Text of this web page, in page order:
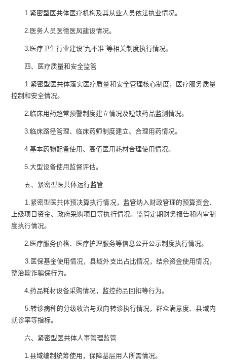
1.紧密型医共体医疗机构及其从业人员依法执业情况。
2. 医务人员医德医风建设情况。
3. 医疗卫生行业建设“九不准”等相关制度执行情况。
四、医疗质量和安全监管
1.紧密型医共体落实医疗质量和安全管理核心制度，医疗服务质量
控制和安全情况。
2.临床用药超常预警制度建立情况及短缺药品监测情况。
3.临床路径管理、临床药师制度建立、合理用药情况。
4.基本药物配备使用、高值医用耗材合理使用情况。
5.大型设备使用监督评估。
五、紧密型医共体运行监管
1.紧密型医共体预决算执行情况，监管纳入财政管理的预算资金、
上级项目资金、政府采购项目等执行情况。监管定期财务报告和内审制
度执行情况。
2. 医疗服务价格、医疗护理服务等信息公开公示制度执行情况。
3. 医保基金使用情况，县域外支出占比情况，结余资金使用情况，
整治欺诈骗保行为。
4.药品耗材设备采购情况，监控药品回扣等行为。
5.转诊病种的分级收治与双向转诊执行情况，群众满意度、县域内
就诊率等指标。
六、紧密型医共体人事管理监管
1.县域编制统筹使用，保障基层用人所需情况。